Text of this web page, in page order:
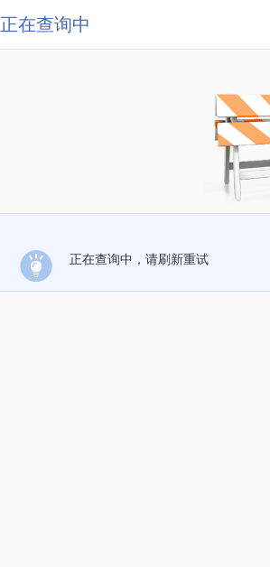
正在查询中
正在查询中，请刷新重试